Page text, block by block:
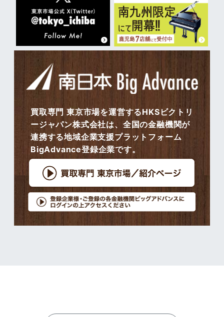
買取専門 東京市場を運営するHKSビクトリ
ージャパン株式会社は、全国の金融機関が
連携する地域企業支援プラットフォーム
BigAdvance登録企業です。